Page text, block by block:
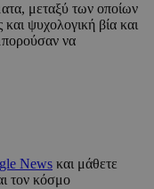
μεταξύ των οποίων
ψυχολογική βία και
να
News και μάθετε
τον κόσμο